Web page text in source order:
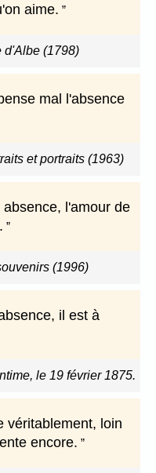
aime.
d'Albe (1798)
mal l'absence
et portraits (1963)
l'amour de
(1996)
il est à
le 19 février 1875.
véritablement, loin
encore.